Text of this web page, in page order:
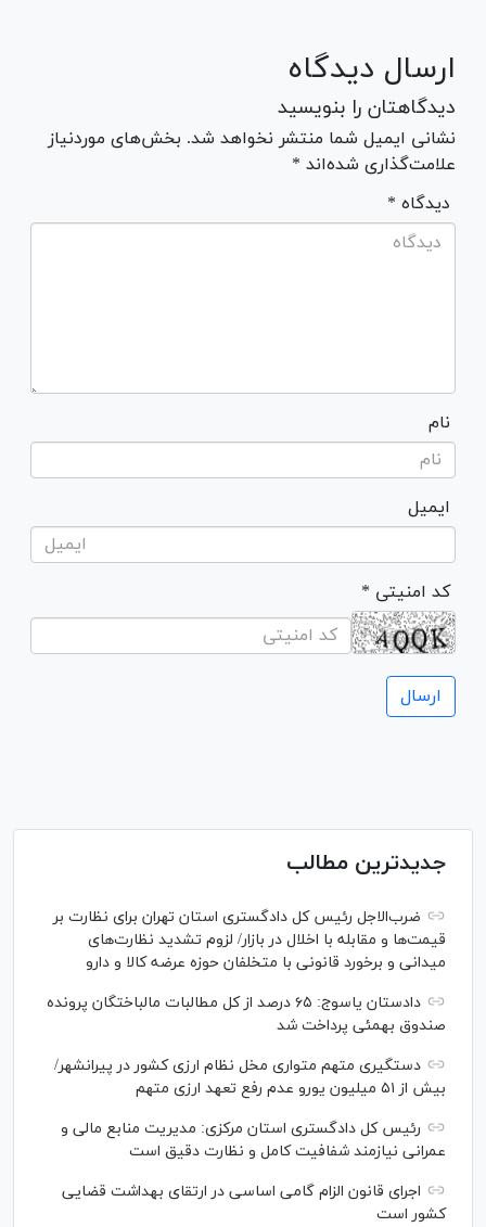
ارسال دیدگاه
دیدگاهتان را بنویسید
نشانی ایمیل شما منتشر نخواهد شد. بخش‌های موردنیاز
علامت‌گذاری شده‌اند *
* دیدگاه
نام
ایمیل
* کد امنیتی
جدیدترین مطالب
ضرب‌الاجل رئیس کل دادگستری استان تهران برای نظارت بر
قیمت‌ها و مقابله با اخلال در بازار/ لزوم تشدید نظارت‌های
میدانی و برخورد قانونی با متخلفان حوزه عرضه کالا و دارو
دادستان یاسوج: ۶۵ درصد از کل مطالبات مالباختگان پرونده
صندوق بهمئی پرداخت شد
دستگیری متهم متواری مخل نظام ارزی کشور در پیرانشهر/
بیش از ۵۱ میلیون یورو عدم رفع تعهد ارزی متهم
رئیس کل دادگستری استان مرکزی: مدیریت منابع مالی و
عمرانی نیازمند شفافیت کامل و نظارت دقیق است
اجرای قانون الزام گامی اساسی در ارتقای بهداشت قضایی
کشور است